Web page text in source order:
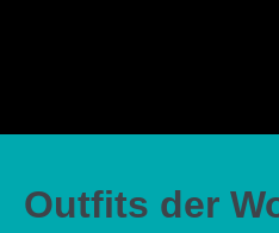
Outfits der